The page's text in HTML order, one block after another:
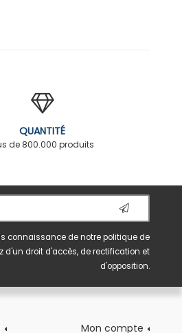
QUANTITÉ
de 800.000 produits
connaissance de notrepolitique de
d'un droit d'accès, de rectification et
d'opposition.
Mon compte